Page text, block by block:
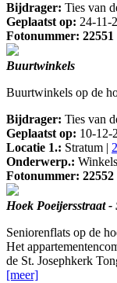
Bijdrager: Ties van
Geplaatst op: 24-11-
Fotonummer: 22551
Buurtwinkels
Buurtwinkels op de
Bijdrager: Ties van
Geplaatst op: 10-12-
Locatie 1.: Stratum |
Onderwerp.:
Fotonummer: 22552
Hoek Poeijersstraat -
Seniorenflats op de
Het
de St. Josephkerk
[meer]